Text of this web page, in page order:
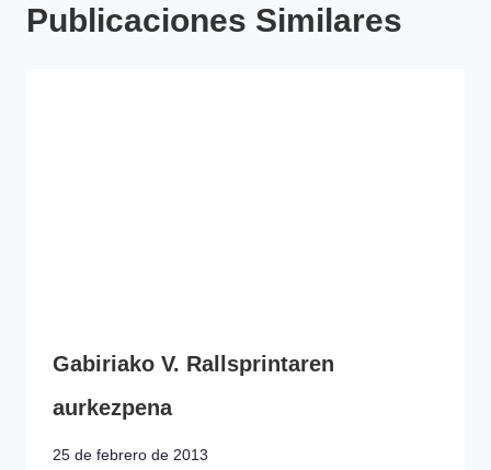
Publicaciones Similares
Gabiriako V. Rallsprintaren
aurkezpena
25 de febrero de 2013